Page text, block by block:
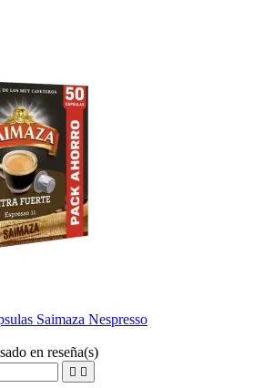
Saimaza Nespresso
en reseña(s)
 